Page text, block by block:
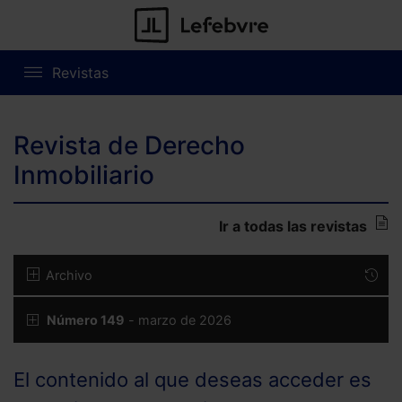
Revistas
Revista de Derecho
Inmobiliario
Ir a todas las revistas
Archivo
Número 149 - marzo de 2026
El contenido al que deseas acceder es